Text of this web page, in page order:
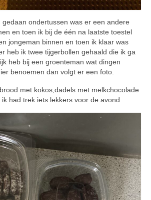
gedaan ondertussen was er een andere
en toen ik bij de één na laatste toestel
jongeman binnen en toen ik klaar was
heb ik twee tijgerbollen gehaald die ik ga
heb bij een groenteman wat dingen
benoemen dan volgt er een foto.
met kokos,dadels met melkchocolade
had trek iets lekkers voor de avond.